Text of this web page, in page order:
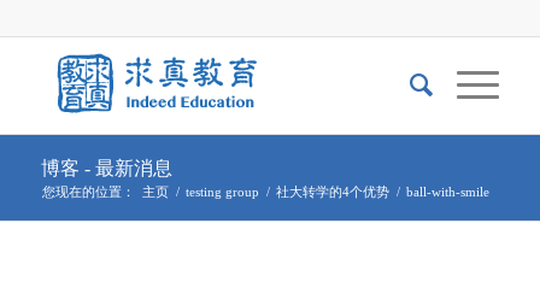
博客 - 最新消息
您现在的位置： 主页 / testing group / 社大转学的4个优势 / ball-with-smile